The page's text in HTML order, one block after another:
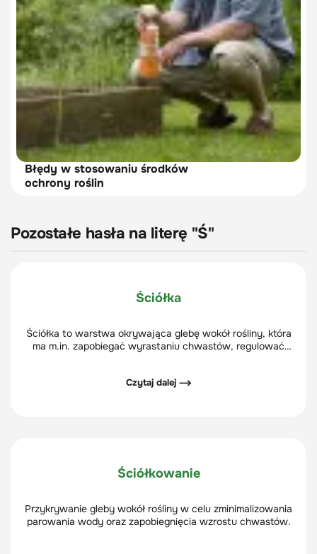
Błędy w stosowaniu środków
ochrony roślin
Pozostałe hasła na literę "Ś"
Ściółka
Ściółka to warstwa okrywająca glebę wokół rośliny, która
ma m.in. zapobiegać wyrastaniu chwastów, regulować
Czytaj dalej ⟶
Ściółkowanie
Przykrywanie gleby wokół rośliny w celu zminimalizowania
parowania wody oraz zapobiegnięcia wzrostu chwastów.